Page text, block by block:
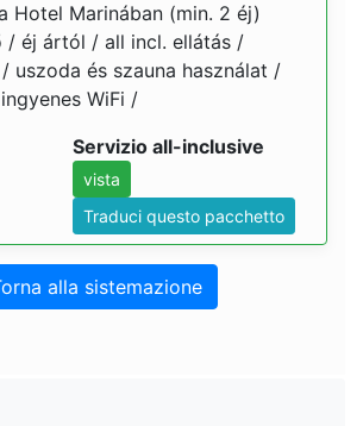
Hotel Marinában (min. 2 éj)
/ éj ártól / all incl. ellátás /
uszoda és szauna használat /
WiFi /
Servizio all-inclusive
vista
Traduci questo pacchetto
alla sistemazione